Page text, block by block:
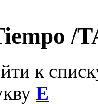
/
к
E